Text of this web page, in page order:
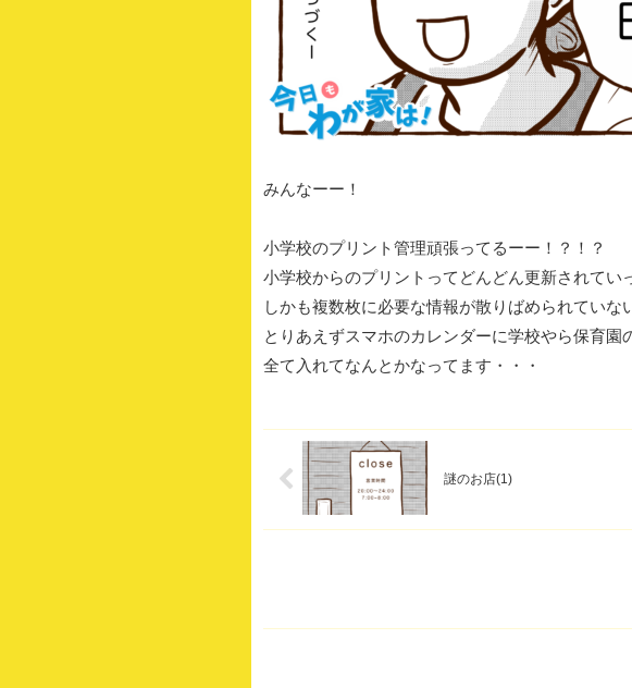
みんなーー！
小学校のプリント管理頑張ってるーー！？！？
小学校からのプリントってどんどん更新されてい
しかも複数枚に必要な情報が散りばめられていな
とりあえずスマホのカレンダーに学校やら保育園
全て入れてなんとかなってます・・・
謎のお店(1)